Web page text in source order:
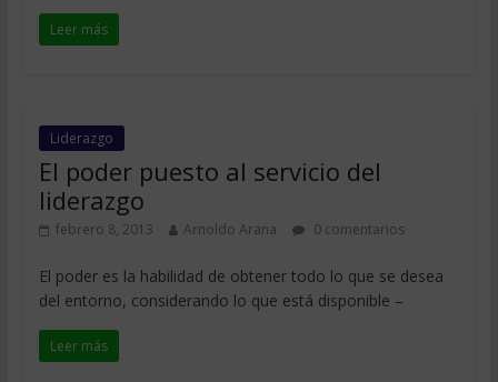
Leer más
Liderazgo
El poder puesto al servicio del
liderazgo
febrero 8, 2013 Arnoldo Arana 0 comentarios
El poder es la habilidad de obtener todo lo que se desea
del entorno, considerando lo que está disponible –
Leer más